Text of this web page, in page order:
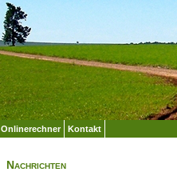
Onlinerechner Kontakt
Nachrichten